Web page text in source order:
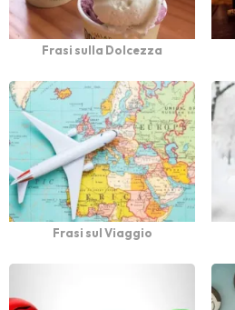
Frasi sulla Dolcezza
Frasi sul Viaggio